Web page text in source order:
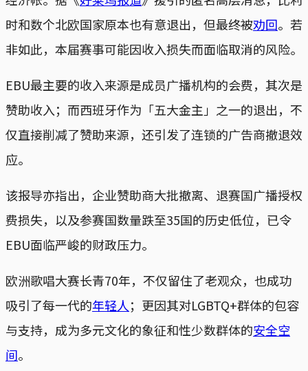
时和数个北欧国家原本也有意退出，但最终被劝回。若
非如此，本届赛事可能因收入损失而面临取消的风险。
EBU最主要的收入来源是成员广播机构的会费，其次是
赞助收入；而西班牙作为「五大金主」之一的退出，不
仅直接削减了赞助来源，还引发了连锁的广告商撤退效
应。
该报导亦指出，企业赞助商大批撤离、退赛国广播授权
费损失，以及参赛国数量跌至35国的历史低位，已令
EBU面临严峻的财政压力。
欧洲歌唱大赛长青70年，不仅留住了老观众，也成功
吸引了每一代的年轻人 ；更因其对LGBTQ+群体的包容
与支持，成为多元文化的象征和性少数群体的安全空
间。